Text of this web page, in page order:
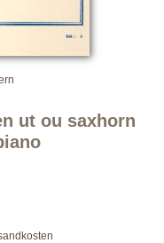
ut ou saxhorn